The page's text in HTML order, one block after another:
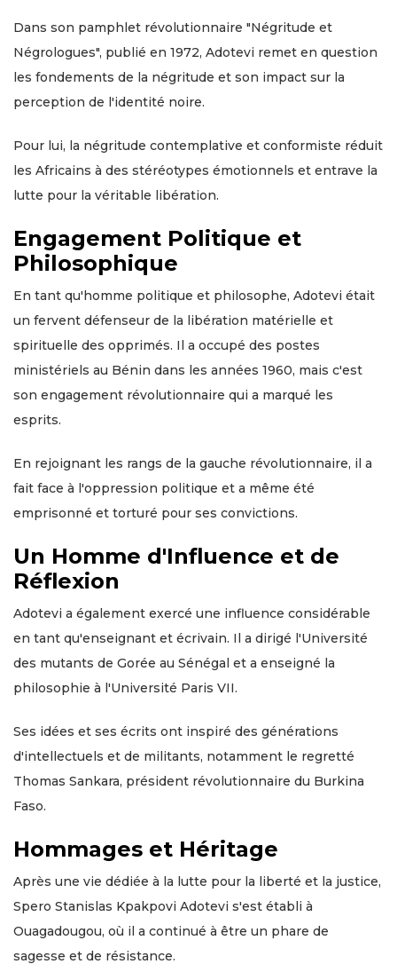
Dans son pamphlet révolutionnaire "Négritude et
Négrologues", publié en 1972, Adotevi remet en question
les fondements de la négritude et son impact sur la
perception de l'identité noire.
Pour lui, la négritude contemplative et conformiste réduit
les Africains à des stéréotypes émotionnels et entrave la
lutte pour la véritable libération.
Engagement Politique et
Philosophique
En tant qu'homme politique et philosophe, Adotevi était
un fervent défenseur de la libération matérielle et
spirituelle des opprimés. Il a occupé des postes
ministériels au Bénin dans les années 1960, mais c'est
son engagement révolutionnaire qui a marqué les
esprits.
En rejoignant les rangs de la gauche révolutionnaire, il a
fait face à l'oppression politique et a même été
emprisonné et torturé pour ses convictions.
Un Homme d'Influence et de
Réflexion
Adotevi a également exercé une influence considérable
en tant qu'enseignant et écrivain. Il a dirigé l'Université
des mutants de Gorée au Sénégal et a enseigné la
philosophie à l'Université Paris VII.
Ses idées et ses écrits ont inspiré des générations
d'intellectuels et de militants, notamment le regretté
Thomas Sankara, président révolutionnaire du Burkina
Faso.
Hommages et Héritage
Après une vie dédiée à la lutte pour la liberté et la justice,
Spero Stanislas Kpakpovi Adotevi s'est établi à
Ouagadougou, où il a continué à être un phare de
sagesse et de résistance.